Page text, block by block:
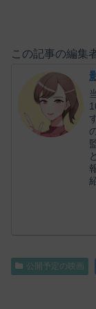
この記事の編集
公開予定の映画